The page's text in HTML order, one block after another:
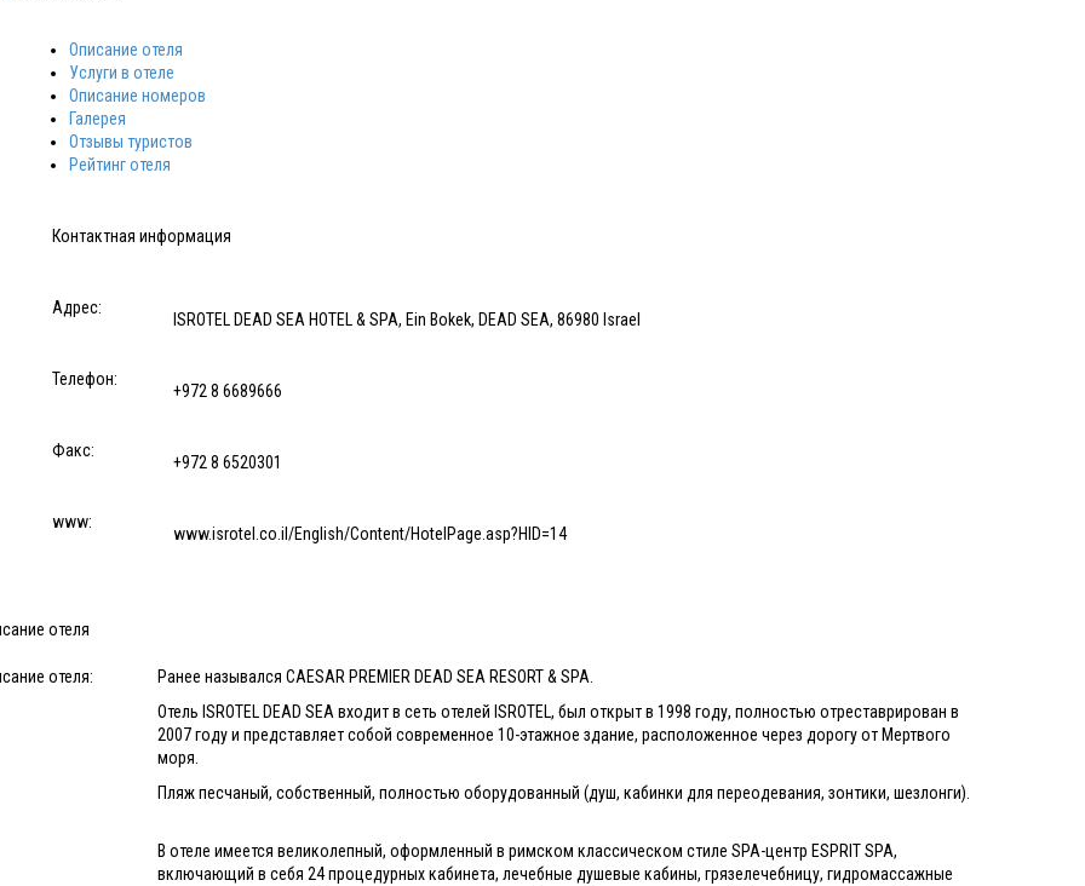
Описание отеля
Услуги в отеле
Описание номеров
Галерея
Отзывы туристов
Рейтинг отеля
Контактная информация
Адрес:
ISROTEL DEAD SEA HOTEL & SPA, Ein Bokek, DEAD SEA, 86980 Israel
Телефон:
+972 8 6689666
Факс:
+972 8 6520301
www:
www.isrotel.co.il/English/Content/HotelPage.asp?HID=14
отеля
отеля:
Ранее назывался CAESAR PREMIER DEAD SEA RESORT & SPA.
Отель ISROTEL DEAD SEA входит в сеть отелей ISROTEL, был открыт в 1998 году, полностью отреставрирован в
2007 году и представляет собой современное 10-этажное здание, расположенное через дорогу от Мертвого
моря.
Пляж песчаный, собственный, полностью оборудованный (душ, кабинки для переодевания, зонтики, шезлонги).
В отеле имеется великолепный, оформленный в римском классическом стиле SPA-центр ESPRIT SPA,
включающий в себя 24 процедурных кабинета, лечебные душевые кабины, грязелечебницу, гидромассажные